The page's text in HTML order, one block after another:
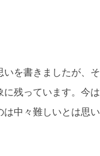
を書きましたが、そ
に残っています。今は
は中々難しいとは思い